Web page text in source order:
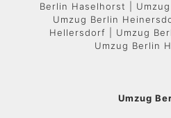
Berlin Haselhorst |
Umzug Berlin
Hellersdorf | Umzug
Umzug Berlin
Umzug